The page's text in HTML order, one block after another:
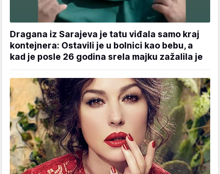
Dragana iz Sarajeva je tatu viđala samo kraj
kontejnera: Ostavili je u bolnici kao bebu, a
kad je posle 26 godina srela majku zažalila je